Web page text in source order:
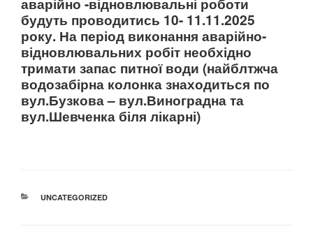
будуть проводитись 10- 11.11.2025
року. На період виконання аварійно-
відновлювальних робіт необхідно
тримати запас питної води (найблтжча
водозабірна колонка знаходиться по
вул.Бузкова – вул.Виноградна та
вул.Шевченка біля лікарні)
КАТЕГОРІЇ
UNCATEGORIZED